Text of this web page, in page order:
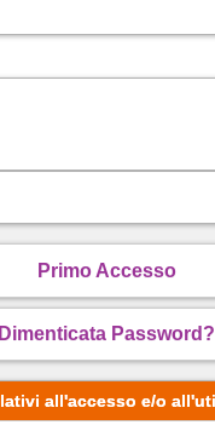
Primo Accesso
Dimenticata Password?